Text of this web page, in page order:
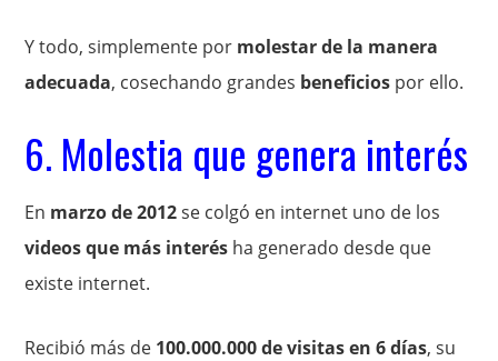
Y todo, simplemente por molestar de la manera
adecuada, cosechando grandes beneficios por ello.
6. Molestia que genera interés
En marzo de 2012se colgó en internet uno de los
videos que más interés ha generado desde que
existe internet.
Recibió más de 100.000.000 de visitas en 6 días, su